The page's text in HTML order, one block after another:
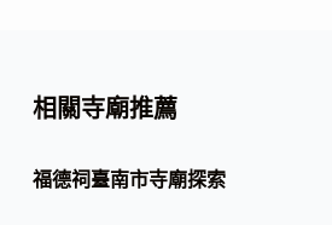
相關寺廟推薦
福德祠臺南市寺廟探索